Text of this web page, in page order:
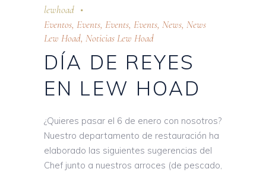
lewhoad
Eventos, Events, Events, Events, News, News
Lew Hoad, Noticias Lew Hoad
DÍA DE REYES
EN LEW HOAD
¿Quieres pasar el 6 de enero con nosotros?
Nuestro departamento de restauración ha
elaborado las siguientes sugerencias del
Chef junto a nuestros arroces (de pescado,